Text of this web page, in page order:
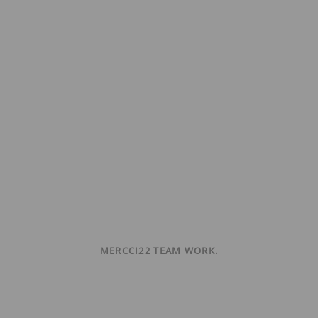
MERCCI22 TEAM WORK.